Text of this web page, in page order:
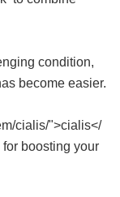
condition,
become easier.
cialis/">cialis</
boosting your